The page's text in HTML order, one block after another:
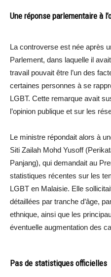
Une réponse parlementaire à
La controverse est née après
Parlement, dans laquelle il
travail pouvait être l’un des
certaines personnes à se
LGBT. Cette remarque avait
l’opinion publique et sur les
Le ministre répondait alors à
Siti Zailah Mohd Yusoff
Panjang), qui demandait au
statistiques récentes sur les
LGBT en Malaisie. Elle
détaillées par tranche d’âge,
ethnique, ainsi que les
éventuelle augmentation des
Pas de statistiques officielles